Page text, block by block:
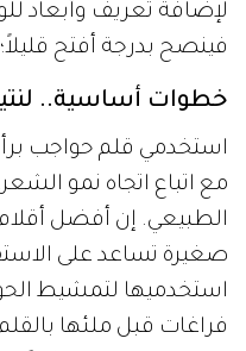
لإضافة تعريف وأبعاد
فينصح بدرجة أفتح
خطوات أساسية..
استخدمي قلم حواجب
مع اتباع اتجاه نمو
الطبيعي. إن أفضل
صغيرة تساعد على
استخدميها لتمشيط
فراغات قبل ملئها